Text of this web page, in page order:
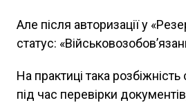
Але після авторизації у
статус:
На практиці така
під час перевірки